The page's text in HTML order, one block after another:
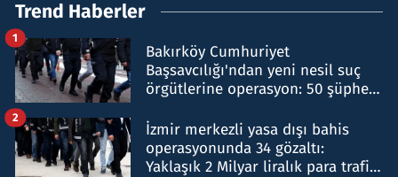
Trend Haberler
Bakırköy Cumhuriyet
Başsavcılığı'ndan yeni nesil suç
örgütlerine operasyon: 50 şüpheli
1
İzmir merkezli yasa dışı bahis
operasyonunda 34 gözaltı:
Yaklaşık 2 Milyar liralık para trafiği
2